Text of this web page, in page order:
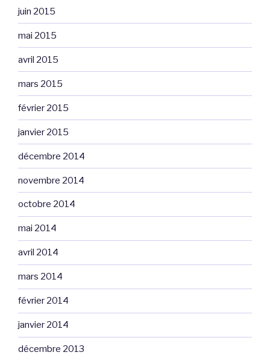
juin 2015
mai 2015
avril 2015
mars 2015
février 2015
janvier 2015
décembre 2014
novembre 2014
octobre 2014
mai 2014
avril 2014
mars 2014
février 2014
janvier 2014
décembre 2013